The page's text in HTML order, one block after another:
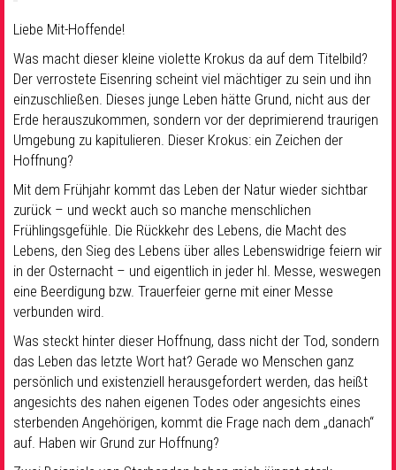
Liebe Mit-Hoffende!
Was macht dieser kleine violette Krokus da auf dem Titelbild?
Der verrostete Eisenring scheint viel mächtiger zu sein und ihn
einzuschließen. Dieses junge Leben hätte Grund, nicht aus der
Erde herauszukommen, sondern vor der deprimierend traurigen
Umgebung zu kapitulieren. Dieser Krokus: ein Zeichen der
Hoffnung?
Mit dem Frühjahr kommt das Leben der Natur wieder sichtbar
zurück – und weckt auch so manche menschlichen
Frühlingsgefühle. Die Rückkehr des Lebens, die Macht des
Lebens, den Sieg des Lebens über alles Lebenswidrige feiern wir
in der Osternacht – und eigentlich in jeder hl. Messe, weswegen
eine Beerdigung bzw. Trauerfeier gerne mit einer Messe
verbunden wird.
Was steckt hinter dieser Hoffnung, dass nicht der Tod, sondern
das Leben das letzte Wort hat? Gerade wo Menschen ganz
persönlich und existenziell herausgefordert werden, das heißt
angesichts des nahen eigenen Todes oder angesichts eines
sterbenden Angehörigen, kommt die Frage nach dem „danach“
auf. Haben wir Grund zur Hoffnung?